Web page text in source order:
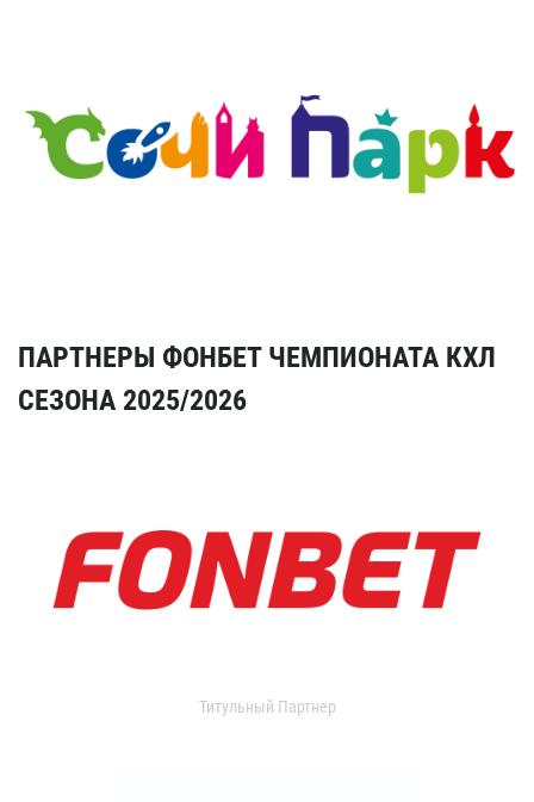
ПАРТНЕРЫ ФОНБЕТ ЧЕМПИОНАТА КХЛ
СЕЗОНА 2025/2026
Титульный Партнер